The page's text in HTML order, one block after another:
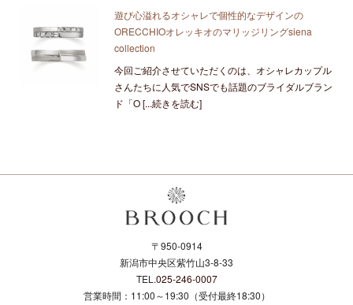
遊び心溢れるオシャレで個性的なデザインの
ORECCHIOオレッキオのマリッジリングsiena
collection
今回ご紹介させていただくのは、オシャレカップル
さんたちに人気でSNSでも話題のブライダルブラン
ド「O [...続きを読む]
〒950-0914
新潟市中央区紫竹山3-8-33
TEL.025-246-0007
営業時間：11:00～19:30（受付最終18:30）